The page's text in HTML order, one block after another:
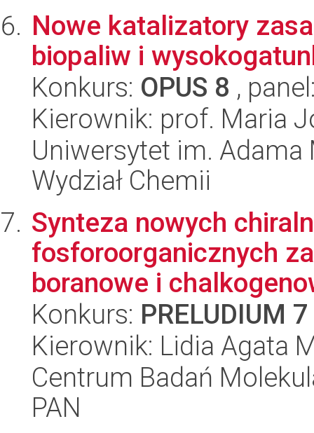
Nowe katalizatory
biopaliw i
Konkurs: OPUS 8 ,
Kierownik: prof. Maria
Uniwersytet im.
Wydział Chemii
Synteza nowych
fosforoorganicznych
boranowe i
Konkurs: PRELUDIUM 7
Kierownik: Lidia Agata
Centrum Badań
PAN